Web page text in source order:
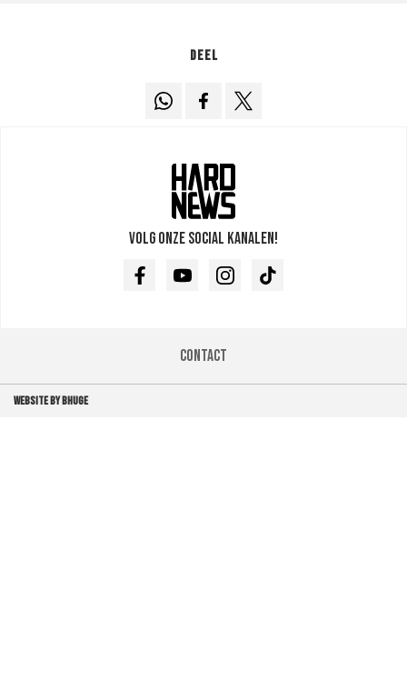
Deel
Volg onze social kanalen!
FacebookYoutubeInstagramTikTok
Contact
WEBSITE BY BHUGE